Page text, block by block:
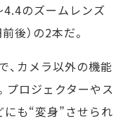
4.4のズームレンズ
後）の2本だ。
カメラ以外の機能
プロジェクターやス
にも“変身”させられ